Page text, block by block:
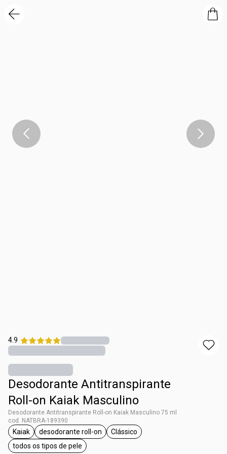
4.9
Desodorante Antitranspirante
Roll-on Kaiak Masculino
Desodorante Antitranspirante Roll-on Kaiak Masculino 75 ml
cod. NATBRA-189390
etiqueta Kaiak
Kaiak
etiqueta desodorante roll-on
desodorante roll-on
etiqueta Clássico
Clássico
etiqueta todos os tipos de pele
todos os tipos de pele